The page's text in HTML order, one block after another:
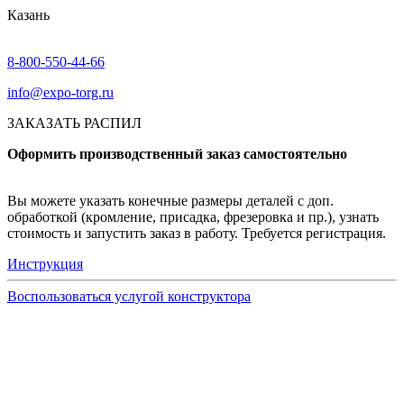
Казань
8-800-550-44-66
info@expo-torg.ru
ЗАКАЗАТЬ РАСПИЛ
Оформить производственный заказ самостоятельно
Вы можете указать конечные размеры деталей с доп.
обработкой (кромление, присадка, фрезеровка и пр.), узнать
стоимость и запустить заказ в работу. Требуется регистрация.
Инструкция
Воспользоваться услугой конструктора